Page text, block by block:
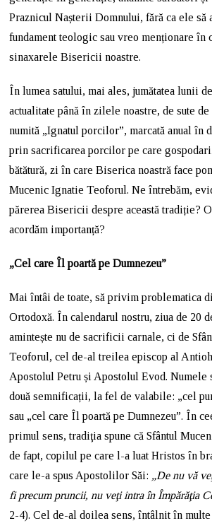
Praznicul Nașterii Domnului, fără ca ele să
fundament teologic sau vreo menționare în
sinaxarele Bisericii noastre.
În lumea satului, mai ales, jumătatea lunii
actualitate până în zilele noastre, de sute
numită „Ignatul porcilor”, marcată anual în
prin sacrificarea porcilor pe care
bătătură, zi în care Biserica noastră face
Mucenic Ignatie Teoforul. Ne întrebăm,
părerea Bisericii despre această tradiție?
acordăm importanță?
„Cel care Îl poartă pe Dumnezeu”
Mai întâi de toate, să privim problematica
Ortodoxă. În calendarul nostru, ziua de 20
amintește nu de sacrificii carnale, ci de
Teoforul, cel de-al treilea episcop al
Apostolul Petru și Apostolul Evod. Numele
două semnificații, la fel de valabile: „cel
sau „cel care Îl poartă pe Dumnezeu”. În
primul sens, tradiţia spune că Sfântul
de fapt, copilul pe care l-a luat Hristos în
care le-a spus Apostolilor Săi: „De nu vă
fi precum pruncii, nu veţi intra în Împărăţia
2-4). Cel de-al doilea sens, întâlnit în